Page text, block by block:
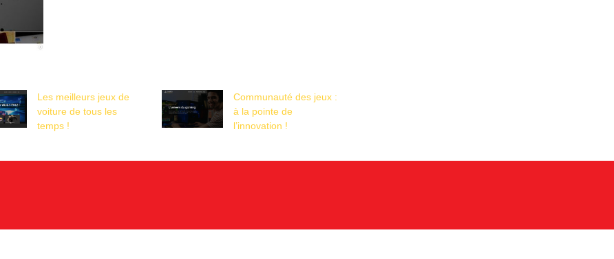
Les meilleurs jeux de
voiture de tous les
temps !
Communauté des jeux :
à la pointe de
l’innovation !